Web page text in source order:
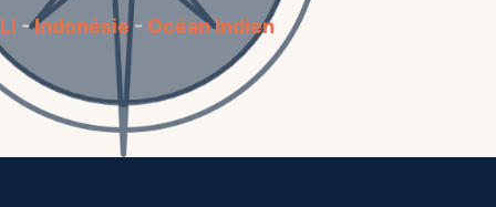
-Indonésie- Océan Indien